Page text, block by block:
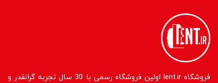
فروشگاه lent.ir اولین فروشگاه رسمی با 30 سال تجربه گرانقدر و